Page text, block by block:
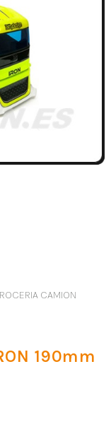
CAMION
190mm